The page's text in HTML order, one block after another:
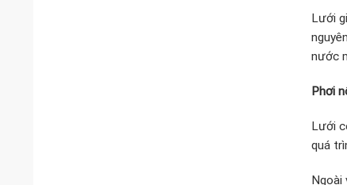
Lưới
nước
Phơi
Lưới
quá
Ngoài